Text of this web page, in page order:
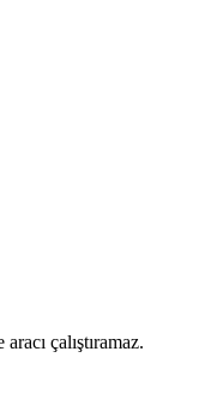
çalıştıramaz.